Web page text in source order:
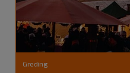
Greding